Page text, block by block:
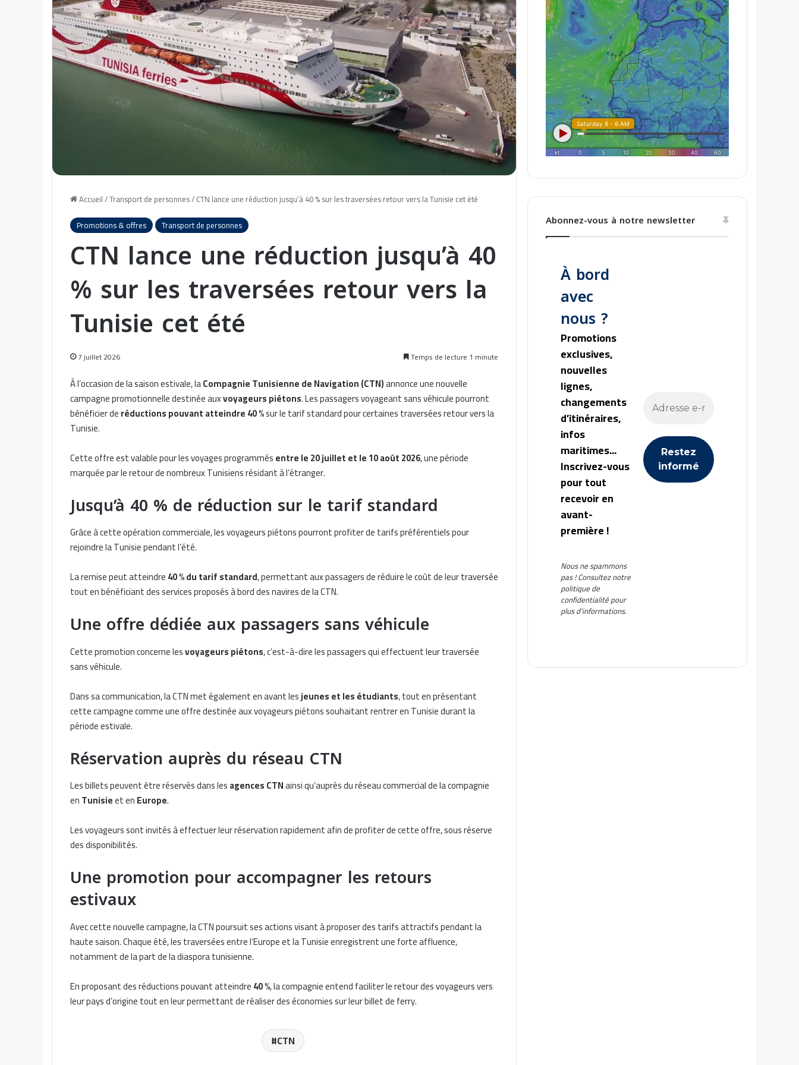
Accueil/Transport de personnes/CTN lance une réduction jusqu’à 40 % sur les traversées retour vers la Tunisie cet été
Promotions & offres
Transport de personnes
CTN lance une réduction jusqu’à 40
% sur les traversées retour vers la
Tunisie cet été
7 juillet 2026 Temps de lecture 1 minute
À l’occasion de la saison estivale, laCompagnie Tunisienne de Navigation (CTN)annonce une nouvelle
campagne promotionnelle destinée auxvoyageurs piétons. Les passagers voyageant sans véhicule pourront
bénéficier deréductions pouvant atteindre 40 %sur le tarif standard pour certaines traversées retour vers la
Tunisie.
Cette offre est valable pour les voyages programmésentre le 20 juillet et le 10 août 2026, une période
marquée par le retour de nombreux Tunisiens résidant à l’étranger.
Jusqu’à 40 % de réduction sur le tarif standard
Grâce à cette opération commerciale, les voyageurs piétons pourront profiter de tarifs préférentiels pour
rejoindre la Tunisie pendant l’été.
La remise peut atteindre40 % du tarif standard, permettant aux passagers de réduire le coût de leur traversée
tout en bénéficiant des services proposés à bord des navires de la CTN.
Une offre dédiée aux passagers sans véhicule
Cette promotion concerne lesvoyageurs piétons, c’est-à-dire les passagers qui effectuent leur traversée
sans véhicule.
Dans sa communication, la CTN met également en avant lesjeunes et les étudiants, tout en présentant
cette campagne comme une offre destinée aux voyageurs piétons souhaitant rentrer en Tunisie durant la
période estivale.
Réservation auprès du réseau CTN
Les billets peuvent être réservés dans lesagences CTNainsi qu’auprès du réseau commercial de la compagnie
enTunisieet enEurope.
Les voyageurs sont invités à effectuer leur réservation rapidement afin de profiter de cette offre, sous réserve
des disponibilités.
Une promotion pour accompagner les retours
estivaux
Avec cette nouvelle campagne, la CTN poursuit ses actions visant à proposer des tarifs attractifs pendant la
haute saison. Chaque été, les traversées entre l’Europe et la Tunisie enregistrent une forte affluence,
notamment de la part de la diaspora tunisienne.
En proposant des réductions pouvant atteindre40 %, la compagnie entend faciliter le retour des voyageurs vers
leur pays d’origine tout en leur permettant de réaliser des économies sur leur billet de ferry.
CTN
Algérie Ferries lance une offre
promotionnelle sur les traversées
France – Algérie : GNV propose des
traversées à partir de 91 euros
jusqu’au 8 juillet
Nouris El Bahr Ferries dévoile son
programme de traversées Oran –
Alicante pour juillet 2026
Abonnez-vous à notre newsletter
À bord
avec
nous ?
Promotions
exclusives,
nouvelles
lignes,
changements
d’itinéraires,
infos
maritimes...
Inscrivez-vous
pour tout
recevoir en
avant-
première !
Nous ne spammons
pas ! Consultez notre
politique de
confidentialitépour
plus d’informations.